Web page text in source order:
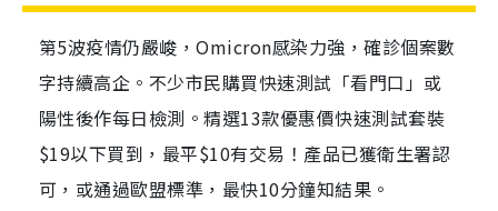
第5波疫情仍嚴峻，Omicron感染力強，確診個案數
字持續高企。不少市民購買快速測試「看門口」或
陽性後作每日檢測。精選13款優惠價快速測試套裝
$19以下買到，最平$10有交易！產品已獲衛生署認
可，或通過歐盟標準，最快10分鐘知結果。